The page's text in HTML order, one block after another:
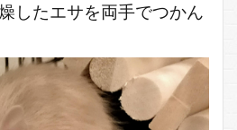
したエサを両手でつかん